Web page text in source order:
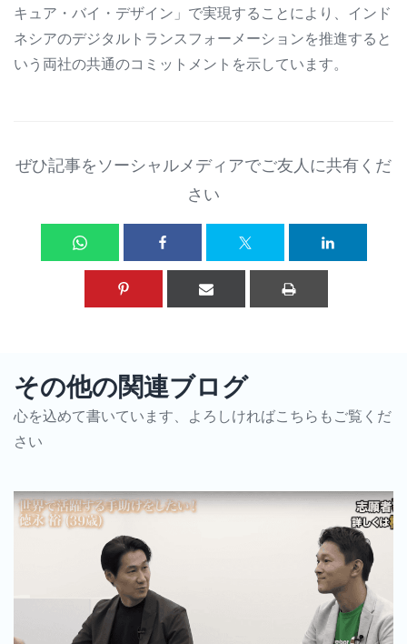
キュア・バイ・デザイン」で実現することにより、インド
ネシアのデジタルトランスフォーメーションを推進すると
いう両社の共通のコミットメントを示しています。
ぜひ記事をソーシャルメディアでご友人に共有くだ
さい
その他の関連ブログ
心を込めて書いています、よろしければこちらもご覧くだ
さい